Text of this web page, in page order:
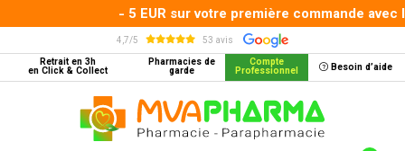
- 5 EUR sur votre première commande avec
4,7/5
53 avis
Retrait en 3h
en Click & Collect
Pharmacies de
garde
Compte
Professionnel Besoin d’aide
MVA Pharma Votre pharmacie